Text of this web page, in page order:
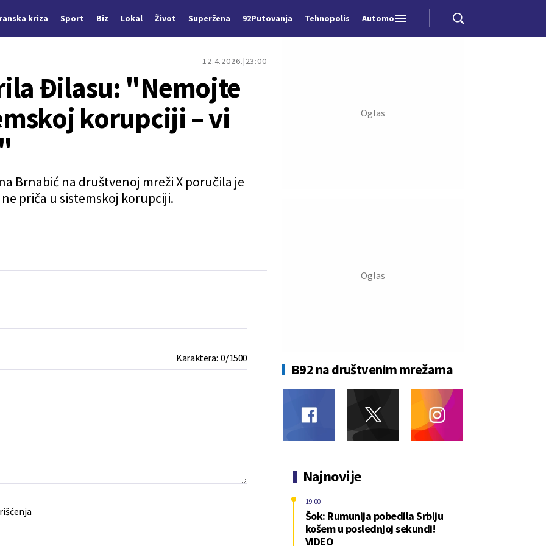
kriza Sport Biz Lokal Život Superžena 92Putovanja Tehnopolis Automobili
12.4.2026. 23:00
Đilasu: "Nemojte
korupciji – vi
Brnabić na društvenoj mreži X poručila je
priča u sistemskoj korupciji.
Karaktera:0/1500
B92 na društvenim mrežama
Najnovije
Šok: Rumunija pobedila Srbiju
košem u poslednjoj sekundi!
VIDEO
19:00